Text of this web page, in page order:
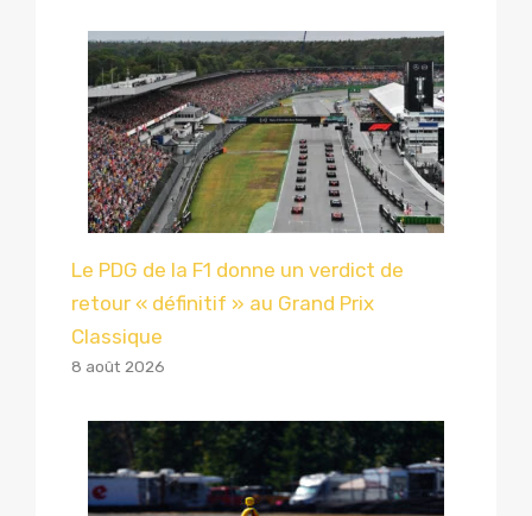
Le PDG de la F1 donne un verdict de
retour « définitif » au Grand Prix
Classique
8 août 2026